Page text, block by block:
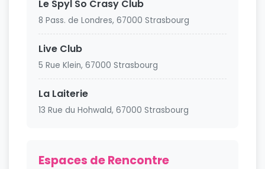
Le Spyl So Crasy Club
8 Pass. de Londres, 67000 Strasbourg
Live Club
5 Rue Klein, 67000 Strasbourg
La Laiterie
13 Rue du Hohwald, 67000 Strasbourg
Espaces de Rencontre